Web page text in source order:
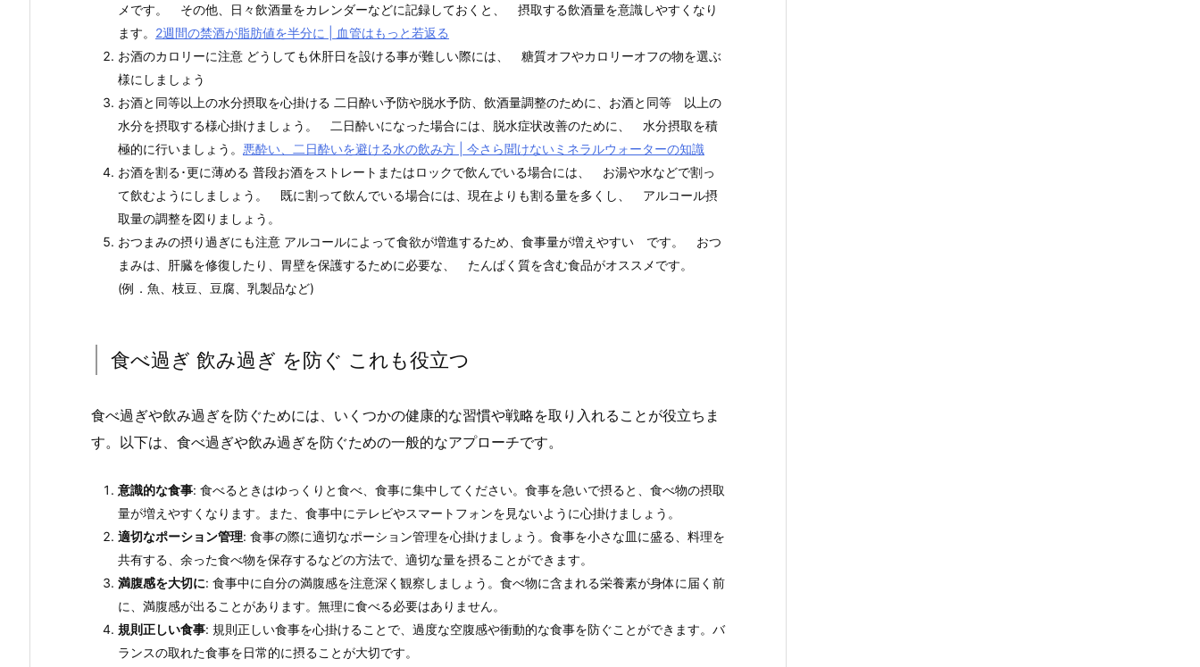
メです。 その他、日々飲酒量をカレンダーなどに記録しておくと、 摂取する飲酒量を意識しやすくなり
ます。 2週間の禁酒が脂肪値を半分に | 血管はもっと若返る
お酒のカロリーに注意 どうしても休肝日を設ける事が難しい際には、 糖質オフやカロリーオフの物を選ぶ
様にしましょう
お酒と同等以上の水分摂取を心掛ける 二日酔い予防や脱水予防、飲酒量調整のために、お酒と同等 以上の
水分を摂取する様心掛けましょう。 二日酔いになった場合には、脱水症状改善のために、 水分摂取を積
極的に行いましょう。 悪酔い、二日酔いを避ける水の飲み方 | 今さら聞けないミネラルウォーターの知識
お酒を割る･更に薄める 普段お酒をストレートまたはロックで飲んでいる場合には、 お湯や水などで割っ
て飲むようにしましょう。 既に割って飲んでいる場合には、現在よりも割る量を多くし、 アルコール摂
取量の調整を図りましょう。
おつまみの摂り過ぎにも注意 アルコールによって食欲が増進するため、食事量が増えやすい です。 おつ
まみは、肝臓を修復したり、胃壁を保護するために必要な、 たんぱく質を含む食品がオススメです。
(例．魚、枝豆、豆腐、乳製品など)
食べ過ぎ 飲み過ぎ を防ぐ これも役立つ
食べ過ぎや飲み過ぎを防ぐためには、いくつかの健康的な習慣や戦略を取り入れることが役立ちま
す。以下は、食べ過ぎや飲み過ぎを防ぐための一般的なアプローチです。
意識的な食事: 食べるときはゆっくりと食べ、食事に集中してください。食事を急いで摂ると、食べ物の摂取
量が増えやすくなります。また、食事中にテレビやスマートフォンを見ないように心掛けましょう。
適切なポーション管理: 食事の際に適切なポーション管理を心掛けましょう。食事を小さな皿に盛る、料理を
共有する、余った食べ物を保存するなどの方法で、適切な量を摂ることができます。
満腹感を大切に: 食事中に自分の満腹感を注意深く観察しましょう。食べ物に含まれる栄養素が身体に届く前
に、満腹感が出ることがあります。無理に食べる必要はありません。
規則正しい食事: 規則正しい食事を心掛けることで、過度な空腹感や衝動的な食事を防ぐことができます。バ
ランスの取れた食事を日常的に摂ることが大切です。